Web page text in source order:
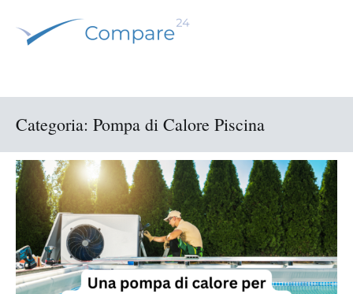
contenuto
Categoria: Pompa di Calore Piscina